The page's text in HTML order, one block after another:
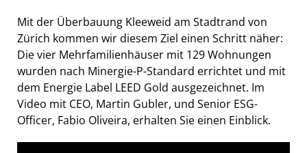
Mit der Überbauung Kleeweid am Stadtrand von
Zürich kommen wir diesem Ziel einen Schritt näher:
Die vier Mehrfamilienhäuser mit 129 Wohnungen
wurden nach Minergie-P-Standard errichtet und mit
dem Energie Label LEED Gold ausgezeichnet. Im
Video mit CEO, Martin Gubler, und Senior ESG-
Officer, Fabio Oliveira, erhalten Sie einen Einblick.